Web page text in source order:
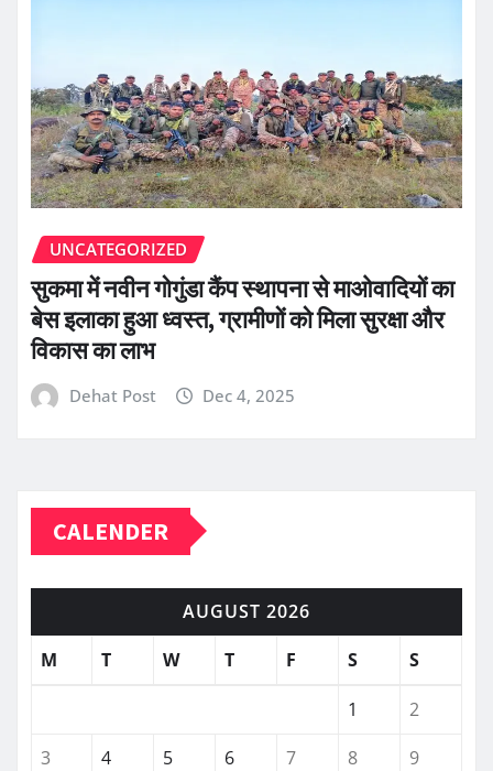
UNCATEGORIZED
सुकमा में नवीन गोगुंडा कैंप स्थापना से माओवादियों का
बेस इलाका हुआ ध्वस्त, ग्रामीणों को मिला सुरक्षा और
विकास का लाभ
Dehat Post Dec 4, 2025
CALENDER
AUGUST 2026
M
T W T F S S
1
2
3
4 5 6 7 8
9